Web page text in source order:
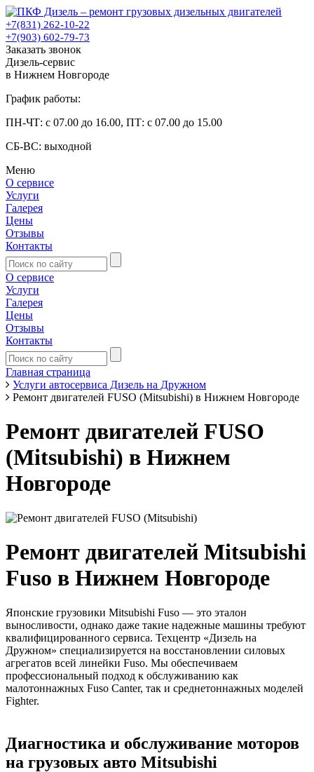
+7(831) 262-10-22
+7(903) 602-79-73
Заказать звонок
Дизель-сервис
в Нижнем Новгороде
График работы:
ПН-ЧТ: с 07.00 до 16.00, ПТ: с 07.00 до 15.00
СБ-ВС: выходной
Меню
О сервисе
Услуги
Галерея
Цены
Отзывы
Контакты
О сервисе
Услуги
Галерея
Цены
Отзывы
Контакты
Главная страница
Услуги автосервиса Дизель на Дружном
Ремонт двигателей FUSO (Mitsubishi) в Нижнем Новгороде
Ремонт двигателей FUSO
(Mitsubishi) в Нижнем
Новгороде
Ремонт двигателей Mitsubishi
Fuso в Нижнем Новгороде
Японские грузовики Mitsubishi Fuso — это эталон
выносливости, однако даже такие надежные машины требуют
квалифицированного сервиса. Техцентр «Дизель на
Дружном» специализируется на восстановлении силовых
агрегатов всей линейки Fuso. Мы обеспечиваем
профессиональный подход к обслуживанию как
малотоннажных Fuso Canter, так и среднетоннажных моделей
Fighter.
Диагностика и обслуживание моторов
на грузовых авто Mitsubishi